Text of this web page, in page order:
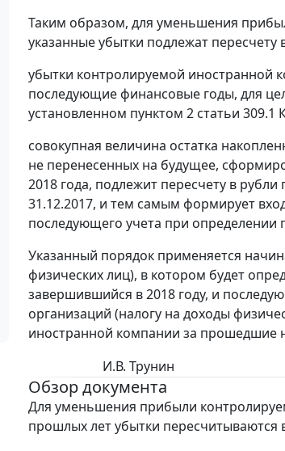
Таким образом, для уменьшения
указанные убытки подлежат
убытки контролируемой иностранной
последующие финансовые годы, для
установленном пунктом 2 статьи 309.1
совокупная величина остатка
не перенесенных на будущее,
2018 года, подлежит пересчету в
31.12.2017, и тем самым формирует
последующего учета при
Указанный порядок применяется
физических лиц), в котором будет
завершившийся в 2018 году, и
организаций (налогу на доходы
иностранной компании за прошедшие
И.В. Трунин
Обзор документа
Для уменьшения прибыли
прошлых лет убытки пересчитываются